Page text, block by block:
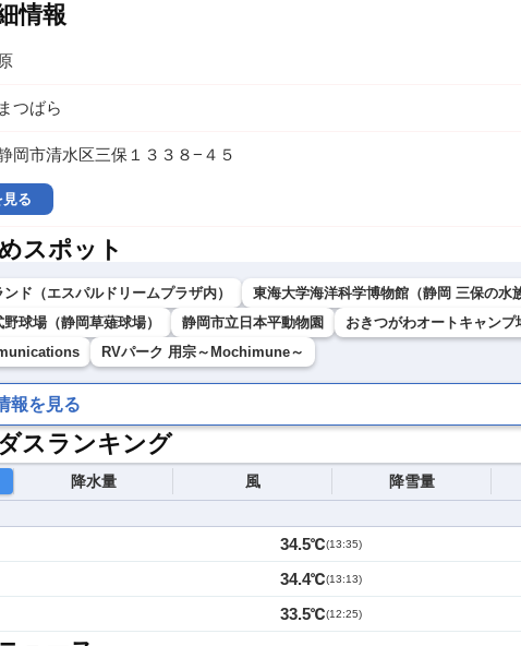
情報
つばら
岡市清水区三保１３３８−４５
る
スポット
ド（エスパルドリームプラザ内） 東海大学海洋科学博物館（静岡 三保の水
球場（静岡草薙球場）
静岡市立日本平動物園
おきつがわオートキャンプ
RVパーク 用宗～Mochimune～
報を見る
スランキング
降水量 風 降雪量
34.5℃(13:35)
34.4℃(13:13)
33.5℃(12:25)